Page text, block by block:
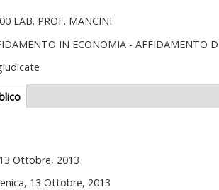
LAB. PROF. MANCINI
IN ECONOMIA - AFFIDAMENTO
(scheda
attiva)
Ottobre, 2013
13 Ottobre, 2013